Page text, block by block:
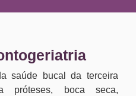
saúde bucal da terceira
próteses, boca seca,